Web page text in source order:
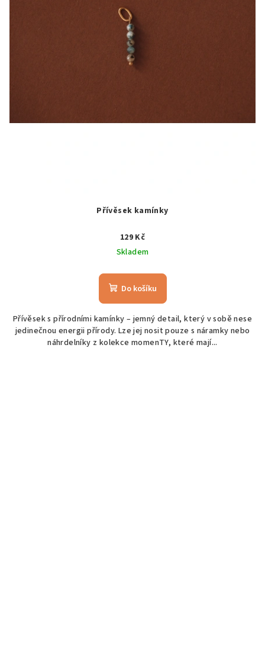
Přívěsek kamínky
129 Kč
Skladem
Do košíku
Přívěsek s přírodními kamínky – jemný detail, který v sobě nese
jedinečnou energii přírody. Lze jej nosit pouze s náramky nebo
náhrdelníky z kolekce momenTY, které mají...